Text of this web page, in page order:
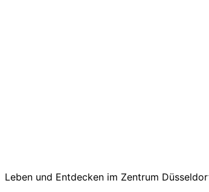
Leben und Entdecken im Zentrum